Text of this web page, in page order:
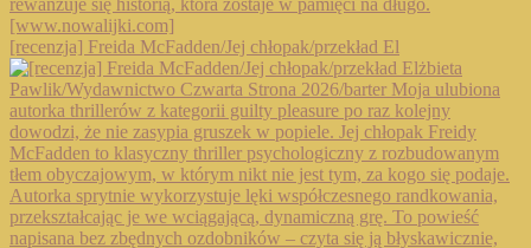
[recenzja] Freida McFadden/Jej chłopak/przekład El